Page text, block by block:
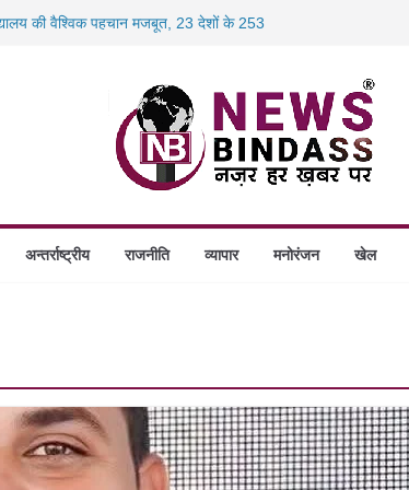
की वैश्विक पहचान मजबूत, 23 देशों के 253
का बड़ा एक्शन: 13 म्यूल बैंक खाताधारक गिरफ्तार
अन्तर्राष्ट्रीय राजनीति व्यापार मनोरंजन खेल